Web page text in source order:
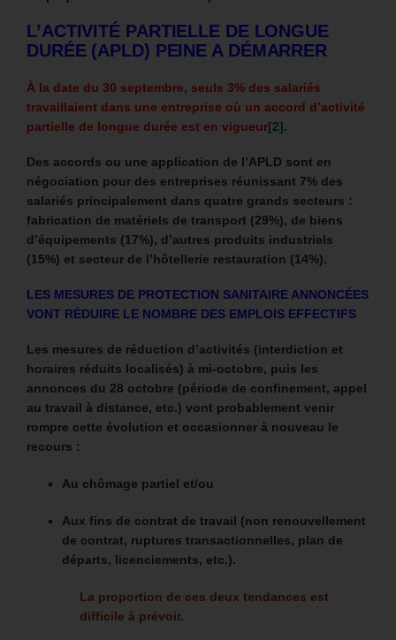
L’ACTIVITÉ PARTIELLE DE LONGUE
DURÉE (APLD) PEINE A DÉMARRER
À la date du 30 septembre, seuls 3% des salariés
travaillaient dans une entreprise où un accord d’activité
partielle de longue durée est en vigueur[2].
Des accords ou une application de l’APLD sont en
négociation pour des entreprises réunissant 7% des
salariés principalement dans quatre grands secteurs :
fabrication de matériels de transport (29%), de biens
d’équipements (17%), d’autres produits industriels
(15%) et secteur de l’hôtellerie restauration (14%).
LES MESURES DE PROTECTION SANITAIRE ANNONCÉES
VONT RÉDUIRE LE NOMBRE DES EMPLOIS EFFECTIFS
Les mesures de réduction d’activités (interdiction et
horaires réduits localisés) à mi-octobre, puis les
annonces du 28 octobre (période de confinement, appel
au travail à distance, etc.) vont probablement venir
rompre cette évolution et occasionner à nouveau le
recours :
Au chômage partiel et/ou
Aux fins de contrat de travail (non renouvellement
de contrat, ruptures transactionnelles, plan de
départs, licenciements, etc.).
La proportion de ces deux tendances est
difficile à prévoir.